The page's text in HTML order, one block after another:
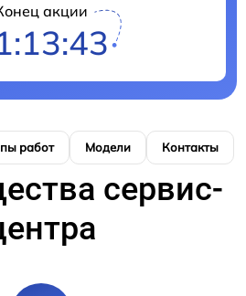
акции
работ Модели Контакты
сервис-